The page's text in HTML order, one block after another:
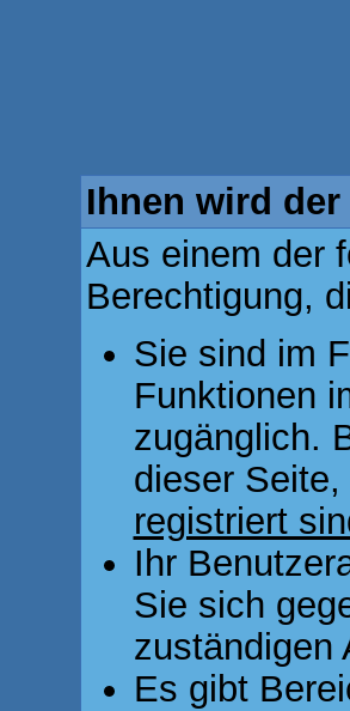
Ihnen wird
Aus einem der
Berechtigung,
Sie sind im
Funktionen
zugänglich.
dieser
registriert
Ihr
Sie sich
zuständigen
Es gibt